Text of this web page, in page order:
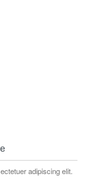
adipiscing elit.